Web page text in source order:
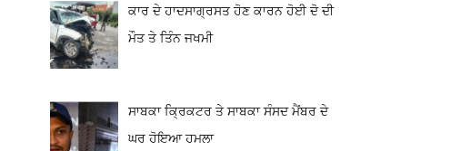
ਕਾਰ ਦੇ ਹਾਦਸਾਗ੍ਰਸਤ ਹੋਣ ਕਾਰਨ ਹੋਈ ਦੋ ਦੀ
ਮੌਤ ਤੇ ਤਿੰਨ ਜਖਮੀ
ਸਾਬਕਾ ਕ੍ਰਿਕਟਰ ਤੇ ਸਾਬਕਾ ਸੰਸਦ ਮੈਂਬਰ ਦੇ
ਘਰ ਹੋਇਆ ਹਮਲਾ